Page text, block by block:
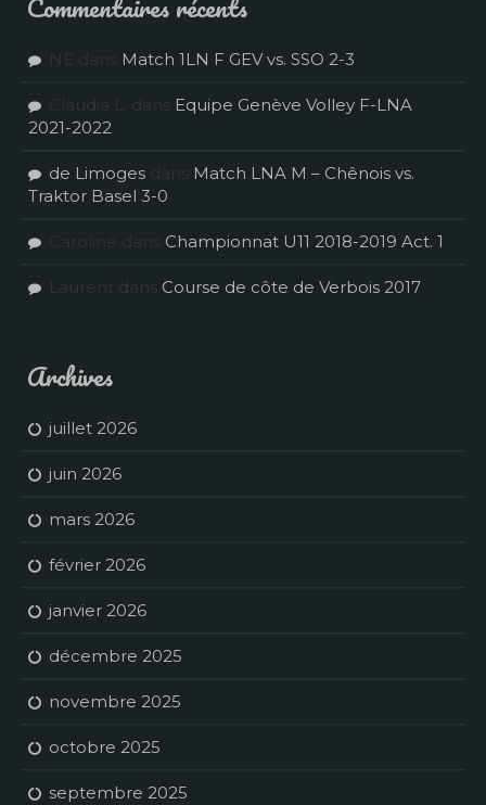
NE dans Match 1LN F GEV vs. SSO 2-3
Claudia L. dans Equipe Genève Volley F-LNA
2021-2022
de Limoges dans Match LNA M – Chênois vs.
Traktor Basel 3-0
Caroline dans Championnat U11 2018-2019 Act. 1
Laurent dans Course de côte de Verbois 2017
Archives
juillet 2026
juin 2026
mars 2026
février 2026
janvier 2026
décembre 2025
novembre 2025
octobre 2025
septembre 2025